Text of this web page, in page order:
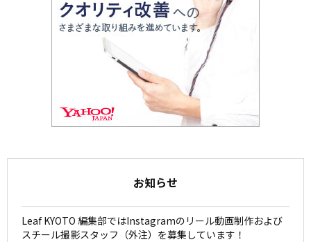
お知らせ
Leaf KYOTO 編集部ではInstagramのリール動画制作および
スチール撮影スタッフ（外注）を募集しています！